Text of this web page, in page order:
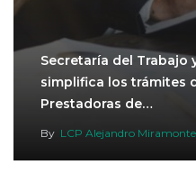
Secretaría del Trabajo
simplifica los trámites
Prestadoras de…
By LCP Alejandro